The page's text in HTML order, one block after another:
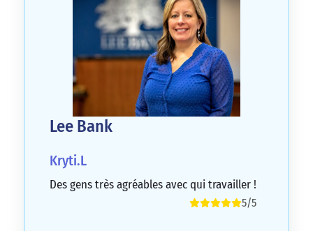
Lee Bank
Kryti.L
Des gens très agréables avec qui travailler !
5/5